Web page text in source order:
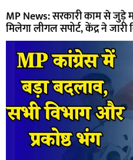
MP News: सरकारी काम से जुड़े
मिलेगा लीगल सपोर्ट, केंद्र ने जारी